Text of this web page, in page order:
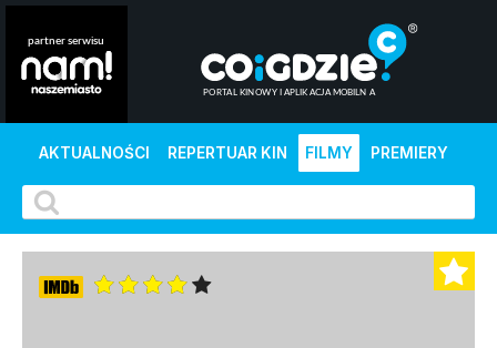
AKTUALNOŚCI REPERTUAR KIN FILMY PREMIERY